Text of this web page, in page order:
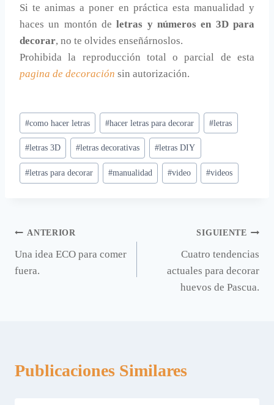
Si te animas a poner en práctica esta manualidad y
haces un montón deletras y números en 3D para
decorar, no te olvides enseñárnoslos.
Prohibida la reproducción total o parcial de esta
pagina de decoración sin autorización.
Etiquetas
de
la
entrada:
#como hacer letras #hacer letras para decorar #letras
#letras 3D #letras decorativas #letras DIY
#letras para decorar #manualidad #video #videos
Navegación
de
ANTERIOR
Una idea ECO para comer
fuera.
SIGUIENTE
Cuatro tendencias
actuales para decorar
huevos de Pascua.
Publicaciones Similares